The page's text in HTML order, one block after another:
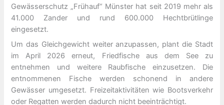
Gewässerschutz „Frühauf“ Münster hat seit 2019 mehr als
41.000 Zander und rund 600.000 Hechtbrütlinge
eingesetzt.
Um das Gleichgewicht weiter anzupassen, plant die Stadt
im April 2026 erneut, Friedfische aus dem See zu
entnehmen und weitere Raubfische einzusetzen. Die
entnommenen Fische werden schonend in andere
Gewässer umgesetzt. Freizeitaktivitäten wie Bootsverkehr
oder Regatten werden dadurch nicht beeinträchtigt.